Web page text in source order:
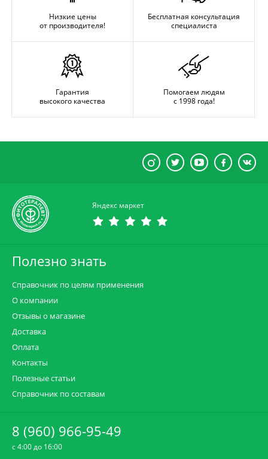
Низкие цены
от производителя!
Бесплатная консультация
специалиста
Гарантия
высокого качества
Помогаем людям
с 1998 года!
Яндекс маркет
Полезно знать
Справочник по целям применения
О компании
Отзывы о магазине
Доставка
Оплата
Контакты
Полезные статьи
Справочник по составам
8 (960) 966-95-49
c 4:00 до 16:00